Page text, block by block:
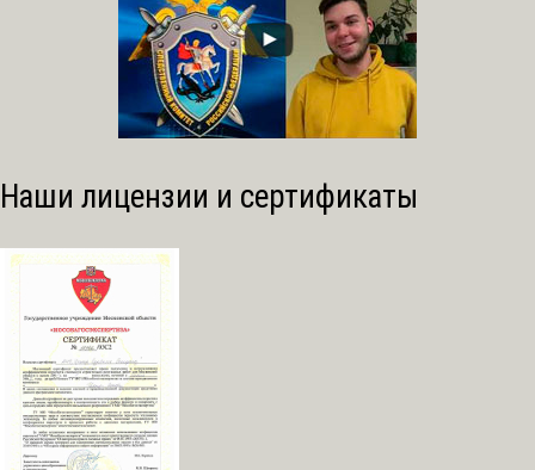
Наши лицензии и сертификаты